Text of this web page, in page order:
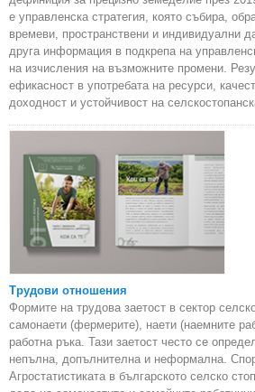
е управленска стратегия, която събира,
времеви, пространствени и индивидуални
друга информация в подкрепа на
на изчисления на възможните промени.
ефикасност в употребата на ресурси,
доходност и устойчивост на
Трудови отношения
Формите на трудова заетост в сектор
самонаети (фермерите), наети (наемните
работна ръка. Тази заетост често се
непълна, допълнителна и неформална.
Агростатистиката в българското селско